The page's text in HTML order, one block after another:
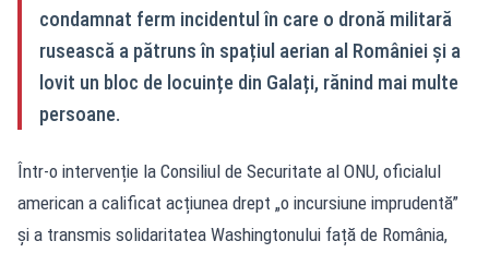
condamnat ferm incidentul în care o dronă militară
rusească a pătruns în spațiul aerian al României și a
lovit un bloc de locuințe din Galați, rănind mai multe
persoane.
Într-o intervenție la Consiliul de Securitate al ONU, oficialul
american a calificat acțiunea drept „o incursiune imprudentă”
și a transmis solidaritatea Washingtonului față de România,